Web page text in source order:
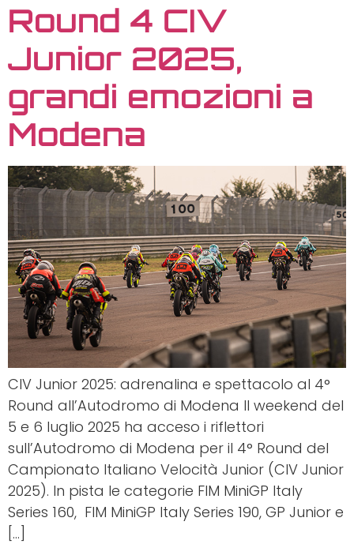
Round 4 CIV
Junior 2025,
grandi emozioni a
Modena
CIV Junior 2025: adrenalina e spettacolo al 4°
Round all’Autodromo di Modena Il weekend del
5 e 6 luglio 2025 ha acceso i riflettori
sull’Autodromo di Modena per il 4° Round del
Campionato Italiano Velocità Junior (CIV Junior
2025). In pista le categorie FIM MiniGP Italy
Series 160, FIM MiniGP Italy Series 190, GP Junior e
[…]